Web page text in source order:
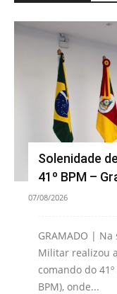
Solenidade
41º BPM –
07/08/2026
GRAMADO |
Militar realizou
comando do
BPM), onde...